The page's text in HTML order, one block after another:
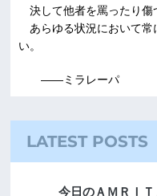
決して他者を罵ったり傷
あらゆる状況において常
い。
――ミラレーパ
LATEST POSTS
今日のＡＭＲＩ